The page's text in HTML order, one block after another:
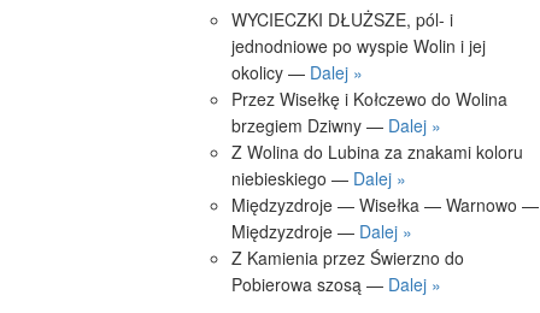
WYCIECZKI DŁUŻSZE, pól- i
jednodniowe po wyspie Wolin i jej
okolicy — Dalej »
Przez Wisełkę i Kołczewo do Wolina
brzegiem Dziwny — Dalej »
Z Wolina do Lubina za znakami koloru
niebieskiego — Dalej »
Międzyzdroje — Wisełka — Warnowo —
Międzyzdroje — Dalej »
Z Kamienia przez Świerzno do
Pobierowa szosą — Dalej »